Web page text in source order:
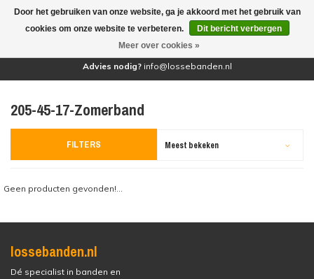
(0)
Advies nodig? info@lossebanden.nl
205-45-17-Zomerband
FILTERS Meest bekeken
Geen producten gevonden!...
lossebanden.nl
Dé specialist in banden en
Door het gebruiken van onze website, ga je akkoord met het gebruik van
cookies om onze website te verbeteren.
Dit bericht verbergen
Meer over cookies »